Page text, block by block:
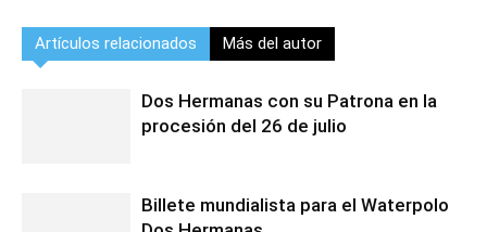
Artículos relacionados Más del autor
Dos Hermanas con su Patrona en la
procesión del 26 de julio
Billete mundialista para el Waterpolo